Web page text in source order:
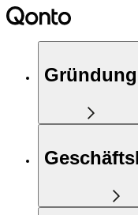
Gründung